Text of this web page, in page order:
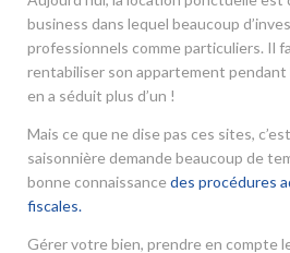
business dans lequel beaucoup
professionnels comme particuliers. Il
rentabiliser son appartement pendant
en a séduit plus d’un !
Mais ce que ne dise pas ces sites,
saisonnière demande beaucoup de
bonne connaissance des procédures
fiscales.
Gérer votre bien, prendre en compte